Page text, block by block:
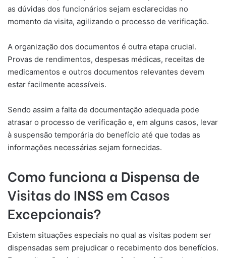
as dúvidas dos funcionários sejam esclarecidas no
momento da visita, agilizando o processo de verificação.
A organização dos documentos é outra etapa crucial.
Provas de rendimentos, despesas médicas, receitas de
medicamentos e outros documentos relevantes devem
estar facilmente acessíveis.
Sendo assim a falta de documentação adequada pode
atrasar o processo de verificação e, em alguns casos, levar
à suspensão temporária do benefício até que todas as
informações necessárias sejam fornecidas.
Como funciona a Dispensa de
Visitas do INSS em Casos
Excepcionais?
Existem situações especiais no qual as visitas podem ser
dispensadas sem prejudicar o recebimento dos benefícios.